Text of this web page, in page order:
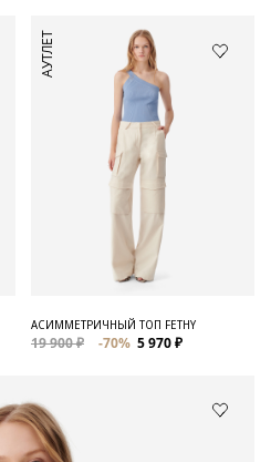
АУТЛЕТ
АСИММЕТРИЧНЫЙ ТОП FETHY
19 900 ₽ -70% 5 970 ₽